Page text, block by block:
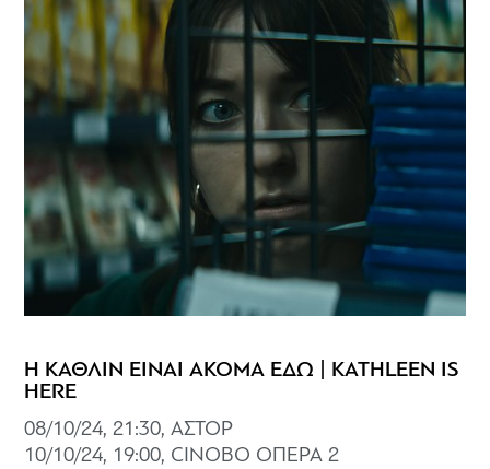
Η ΚΑΘΛΙΝ ΕΙΝΑΙ ΑΚΟΜΑ ΕΔΩ | KATHLEEN IS
HERE
08/10/24, 21:30, ΑΣΤΟΡ
10/10/24, 19:00, CINOBO ΟΠΕΡΑ 2